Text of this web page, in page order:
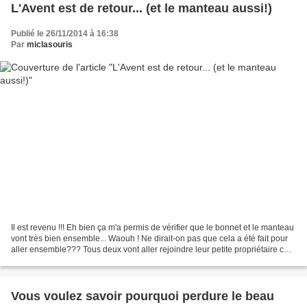
L'Avent est de retour... (et le manteau aussi!)
Publié le 26/11/2014 à 16:38
Par miclasouris
Il est revenu !!! Eh bien ça m'a permis de vérifier que le bonnet et le manteau
vont très bien ensemble... Waouh ! Ne dirait-on pas que cela a été fait pour
aller ensemble??? Tous deux vont aller rejoindre leur petite propriétaire ce
Vous voulez savoir pourquoi perdure le beau